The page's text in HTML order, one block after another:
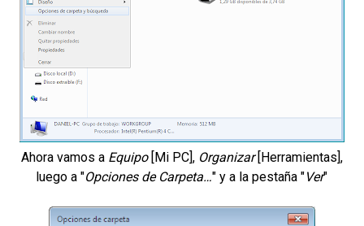
Ahora vamos a Equipo[Mi PC], Organizar[Herramientas],
luego a "Opciones de Carpeta…" y a la pestaña "Ver"